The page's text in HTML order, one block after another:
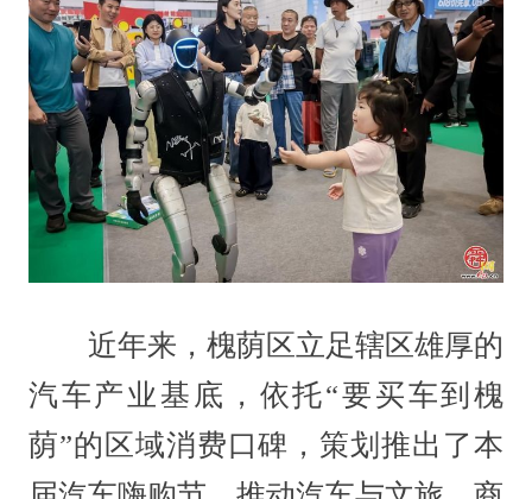
近年来，槐荫区立足辖区雄厚的
汽车产业基底，依托“要买车到槐
荫”的区域消费口碑，策划推出了本